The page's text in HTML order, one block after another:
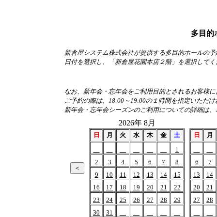
多目的
新倉屋システム株式会社が提供する多目的ホールの
日付を選択し、「新倉屋花園本店２階」を選択して
なお、新年会・忘年会をご利用目的とされるお客様
ご予約の際は、18:00～19:00の１時間を指定いただ
新年会・忘年会シーズンのご利用についての詳細は
2026年 8月
日 月 火 水 木 金
土
1
2
3 4 5 6 7
8
9
10 11 12 13 14
15
16
17 18 19 20 21
22
23
24 25 26 27 28
29
30
31
日 月
6
7
13
14
20
21
27
28